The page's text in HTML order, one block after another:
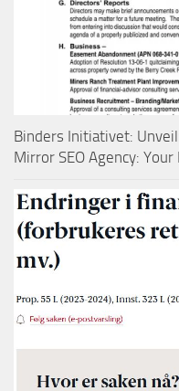
Binders Initiativet:
Mirror SEO Agency: